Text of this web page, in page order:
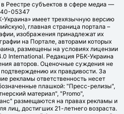
Реестре субъектов в сфере медиа —
05347
имеет трехязычную версию
главная страница портала –
изображения принадлежат их
на Портале, авторами которых
размещены на условиях лицензии
International. Редакция РБК-Украина
авторов. Оценочные суждения не
их правдивости. За
рекламы ответственность несет
плашкой: "Пресс-релизы",
материал", "Promo",
размещаются на правах рекламы и
лиц, достигших 21-летнего возраста.